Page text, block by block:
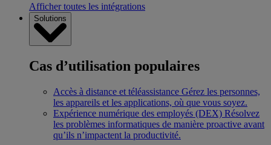
Afficher toutes les intégrations
Solutions
Cas d’utilisation populaires
Accès à distance et téléassistance Gérez les personnes,
les appareils et les applications, où que vous soyez.
Expérience numérique des employés (DEX) Résolvez
les problèmes informatiques de manière proactive avant
qu’ils n’impactent la productivité.